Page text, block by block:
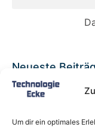
Um dir ein optimales
Neueste
Babybett
wachsende